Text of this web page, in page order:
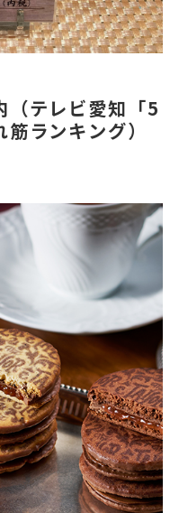
（テレビ愛知「5
ランキング）